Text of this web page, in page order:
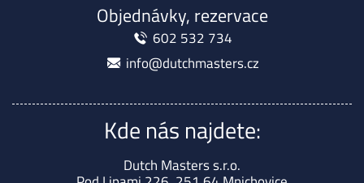
Objednávky, rezervace
602 532 734
info@dutchmasters.cz
Kde nás najdete:
Dutch Masters s.r.o.